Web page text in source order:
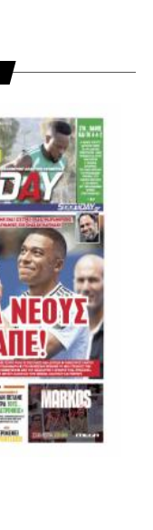
εμάς και
ιερά γράμματα.